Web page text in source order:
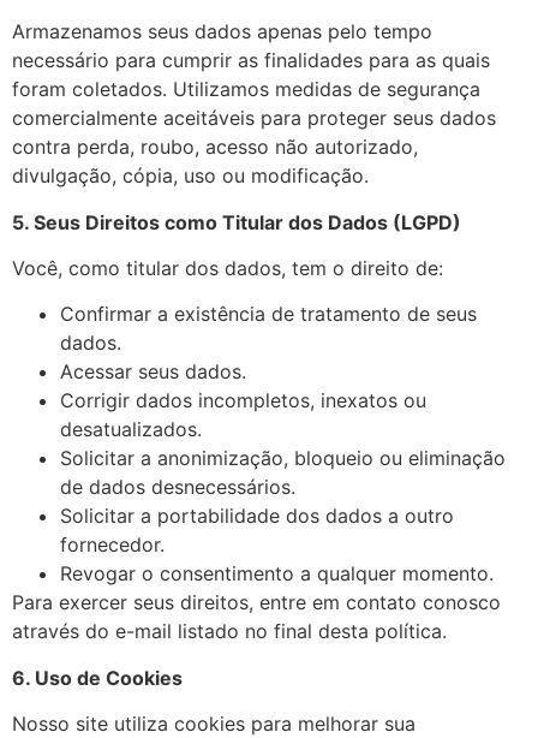
Armazenamos seus dados apenas pelo tempo
necessário para cumprir as finalidades para as quais
foram coletados. Utilizamos medidas de segurança
comercialmente aceitáveis para proteger seus dados
contra perda, roubo, acesso não autorizado,
divulgação, cópia, uso ou modificação.
5. Seus Direitos como Titular dos Dados (LGPD)
Você, como titular dos dados, tem o direito de:
Confirmar a existência de tratamento de seus
dados.
Acessar seus dados.
Corrigir dados incompletos, inexatos ou
desatualizados.
Solicitar a anonimização, bloqueio ou eliminação
de dados desnecessários.
Solicitar a portabilidade dos dados a outro
fornecedor.
Revogar o consentimento a qualquer momento.
Para exercer seus direitos, entre em contato conosco
através do e-mail listado no final desta política.
6. Uso de Cookies
Nosso site utiliza cookies para melhorar sua